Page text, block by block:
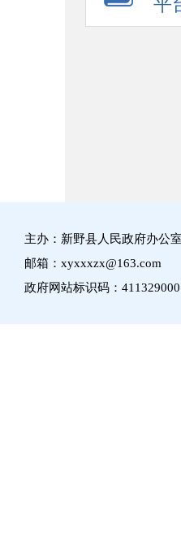
平
主办：新野县人民政府办
邮箱：xyxxxzx@163.com
政府网站标识码：